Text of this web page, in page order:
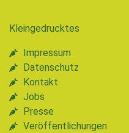
Kleingedrucktes
Impressum
Datenschutz
Kontakt
Jobs
Presse
Veröffentlichungen